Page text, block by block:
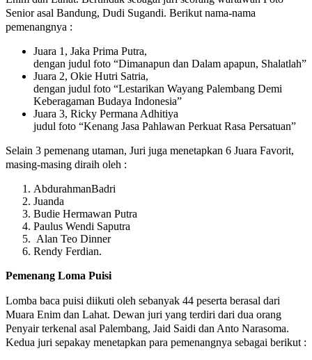
Senior asal Bandung, Dudi Sugandi. Berikut nama-nama
pemenangnya :
Juara 1, Jaka Prima Putra,
dengan judul foto “Dimanapun dan Dalam apapun, Shalatlah”
Juara 2, Okie Hutri Satria,
dengan judul foto “Lestarikan Wayang Palembang Demi
Keberagaman Budaya Indonesia”
Juara 3, Ricky Permana Adhitiya
judul foto “Kenang Jasa Pahlawan Perkuat Rasa Persatuan”
Selain 3 pemenang utaman, Juri juga menetapkan 6 Juara Favorit,
masing-masing diraih oleh :
AbdurahmanBadri
Juanda
Budie Hermawan Putra
Paulus Wendi Saputra
Alan Teo Dinner
Rendy Ferdian.
Pemenang Loma Puisi
Lomba baca puisi diikuti oleh sebanyak 44 peserta berasal dari
Muara Enim dan Lahat. Dewan juri yang terdiri dari dua orang
Penyair terkenal asal Palembang, Jaid Saidi dan Anto Narasoma.
Kedua juri sepakay menetapkan para pemenangnya sebagai berikut :